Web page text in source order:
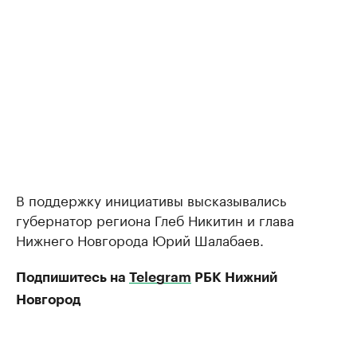
В поддержку инициативы высказывались
губернатор региона Глеб Никитин и глава
Нижнего Новгорода Юрий Шалабаев.
Подпишитесь на Telegram РБК Нижний
Новгород